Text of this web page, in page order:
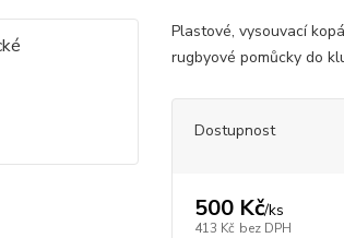
Plastové, vysouvací
rugbyové pomůcky do
Dostupnost
500 Kč/ks
413 Kč bez DPH